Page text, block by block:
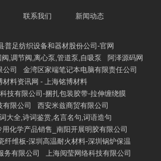
联系我们 新闻动态
普足纺织设备和器材股份公司-官网
,调节阀,离心泵,管道泵,自吸泵
阿泽源码网
公司
金湾区家端笔记本电脑有限责任公司
材料资讯网 - 上海铭博材料
技有限公司-捆扎包装胶带-拉伸缠绕膜
有限公司
西安米兹商贸有限公司
大全,诗词鉴赏,名言名句,词语造句
化学产品销售_南阳开展明胶有限公司
纤维板-深圳高温耐火材料-深圳锅炉保温
务有限公司
上海阅莹网络科技有限公司